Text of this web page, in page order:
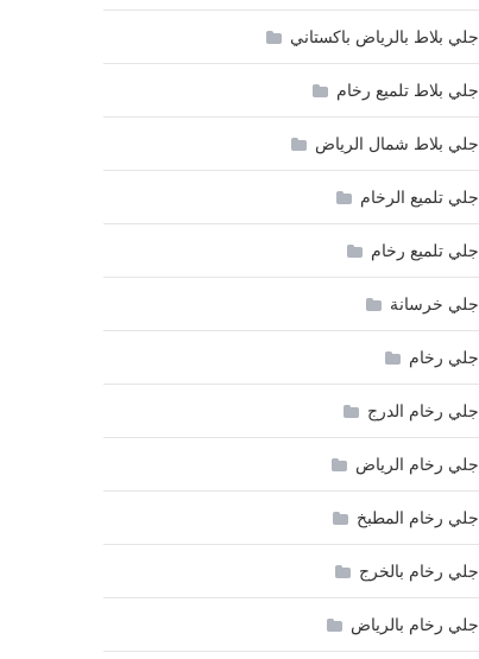
جلي بلاط بالرياض باكستاني
جلي بلاط تلميع رخام
جلي بلاط شمال الرياض
جلي تلميع الرخام
جلي تلميع رخام
جلي خرسانة
جلي رخام
جلي رخام الدرج
جلي رخام الرياض
جلي رخام المطبخ
جلي رخام بالخرج
جلي رخام بالرياض